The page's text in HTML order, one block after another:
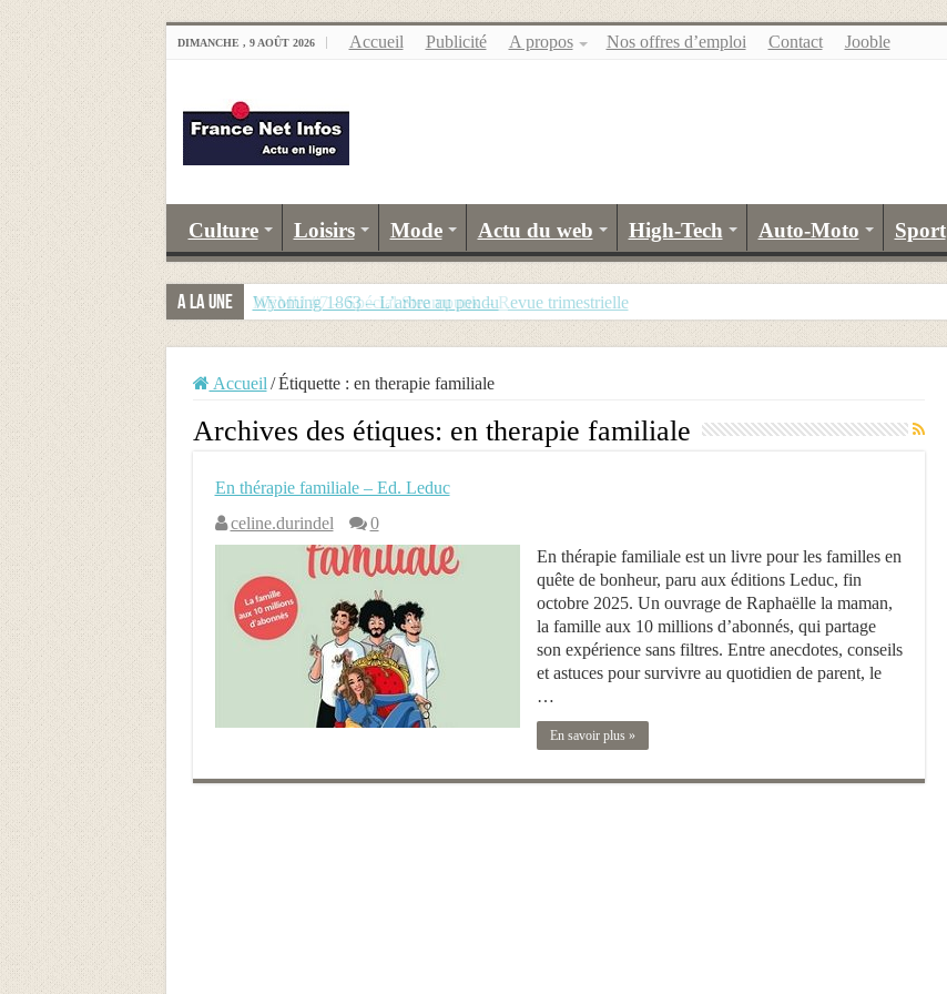
DIMANCHE , 9 AOÛT 2026 Accueil Publicité A propos Nos offres d’emploi Contact Jooble
Culture Loisirs Mode Actu du web High-Tech Auto-Moto Sport
A la Une Wyoming 1863 – L’arbre au pendu
NEMU #7 – Spécial Steampunk – Revue trimestrielle
Accueil / Étiquette : en therapie familiale
Archives des étiques: en therapie familiale
En thérapie familiale – Ed. Leduc
celine.durindel
0
En thérapie familiale est un livre pour les familles en
quête de bonheur, paru aux éditions Leduc, fin
octobre 2025. Un ouvrage de Raphaëlle la maman,
la famille aux 10 millions d’abonnés, qui partage
son expérience sans filtres. Entre anecdotes, conseils
et astuces pour survivre au quotidien de parent, le
…
En savoir plus »